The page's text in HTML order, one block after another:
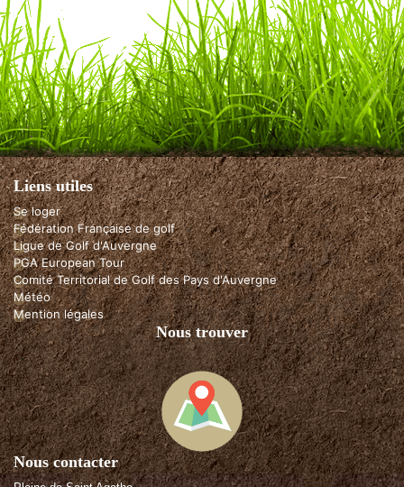
Liens utiles
Se loger
Fédération Française de golf
Ligue de Golf d'Auvergne
PGA European Tour
Comité Territorial de Golf des Pays d'Auvergne
Météo
Mention légales
Nous trouver
Nous contacter